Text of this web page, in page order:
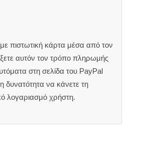
πιστωτική κάρτα μέσα από τον
αυτόν τον τρόπο πληρωμής
στη σελίδα του PayPal
να κάνετε τη
λογαριασμό χρήστη.